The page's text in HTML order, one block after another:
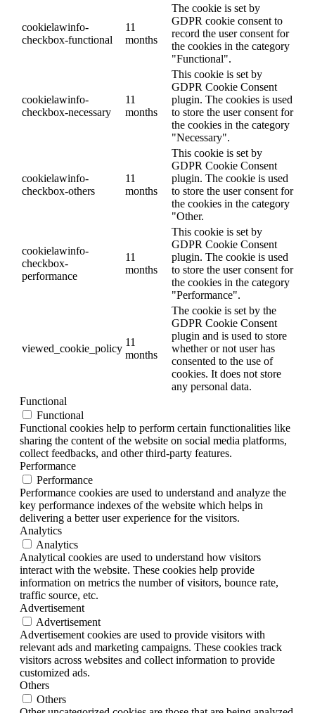
cookielawinfo-
checkbox-functional
11
months
The cookie is set by
GDPR cookie consent to
record the user consent for
the cookies in the category
"Functional".
cookielawinfo-
checkbox-necessary
11
months
This cookie is set by
GDPR Cookie Consent
plugin. The cookies is used
to store the user consent for
the cookies in the category
"Necessary".
cookielawinfo-
checkbox-others
11
months
This cookie is set by
GDPR Cookie Consent
plugin. The cookie is used
to store the user consent for
the cookies in the category
"Other.
cookielawinfo-
checkbox-
performance
11
months
This cookie is set by
GDPR Cookie Consent
plugin. The cookie is used
to store the user consent for
the cookies in the category
"Performance".
viewed_cookie_policy
11
months
The cookie is set by the
GDPR Cookie Consent
plugin and is used to store
whether or not user has
consented to the use of
cookies. It does not store
any personal data.
Functional
Functional
Functional cookies help to perform certain functionalities like
sharing the content of the website on social media platforms,
collect feedbacks, and other third-party features.
Performance
Performance
Performance cookies are used to understand and analyze the
key performance indexes of the website which helps in
delivering a better user experience for the visitors.
Analytics
Analytics
Analytical cookies are used to understand how visitors
interact with the website. These cookies help provide
information on metrics the number of visitors, bounce rate,
traffic source, etc.
Advertisement
Advertisement
Advertisement cookies are used to provide visitors with
relevant ads and marketing campaigns. These cookies track
visitors across websites and collect information to provide
customized ads.
Others
Others